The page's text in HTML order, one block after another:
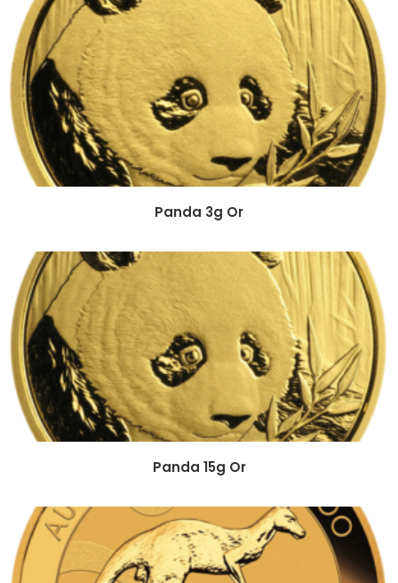
Panda 3g Or
Panda 15g Or